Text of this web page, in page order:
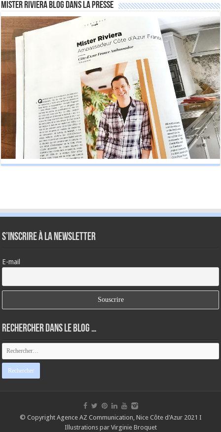
Mister Riviera Blog dans la Presse
S’inscrire à la newsletter
E-mail
Rechercher dans le blog …
© Copyright Agence AZ Communication, Nice Côte d'Azur 2021 I
Illustrations par Virginie Broquet